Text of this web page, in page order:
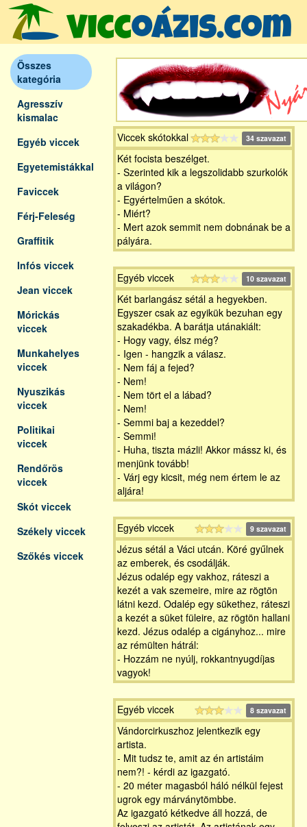
Összes
kategória
Agresszív
kismalac
Egyéb viccek
Egyetemistákkal
Faviccek
Férj-Feleség
Graffitik
Infós viccek
Jean viccek
Mórickás
viccek
Munkahelyes
viccek
Nyuszikás
viccek
Politikai
viccek
Rendőrös
viccek
Skót viccek
Székely viccek
Szőkés viccek
Viccek skótokkal 34 szavazat
Két focista beszélget.
- Szerinted kik a legszolidabb szurkolók
a világon?
- Egyértelműen a skótok.
- Miért?
- Mert azok semmit nem dobnának be a
pályára.
Egyéb viccek 10 szavazat
Két barlangász sétál a hegyekben.
Egyszer csak az egyikük bezuhan egy
szakadékba. A barátja utánakiált:
- Hogy vagy, élsz még?
- Igen - hangzik a válasz.
- Nem fáj a fejed?
- Nem!
- Nem tört el a lábad?
- Nem!
- Semmi baj a kezeddel?
- Semmi!
- Huha, tiszta mázli! Akkor mássz ki, és
menjünk tovább!
- Várj egy kicsit, még nem értem le az
aljára!
Egyéb viccek 9 szavazat
Jézus sétál a Váci utcán. Köré gyűlnek
az emberek, és csodálják.
Jézus odalép egy vakhoz, ráteszi a
kezét a vak szemeire, mire az rögtön
látni kezd. Odalép egy sükethez, ráteszi
a kezét a süket füleire, az rögtön hallani
kezd. Jézus odalép a cigányhoz... mire
az rémülten hátrál:
- Hozzám ne nyúlj, rokkantnyugdíjas
vagyok!
Egyéb viccek 8 szavazat
Vándorcirkuszhoz jelentkezik egy
artista.
- Mit tudsz te, amit az én artistáim
nem?! - kérdi az igazgató.
- 20 méter magasból háló nélkül fejest
ugrok egy márványtömbbe.
Az igazgató kétkedve áll hozzá, de